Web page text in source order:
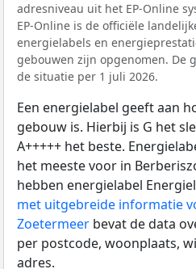
adresniveau uit het EP-Online
EP-Online is de officiële
energielabels en
gebouwen zijn opgenomen. De
de situatie per 1 juli 2026.
Een energielabel geeft aan
gebouw is. Hierbij is G het
A+++++ het beste.
het meeste voor in
hebben energielabel
met uitgebreide informatie
Zoetermeer bevat de data
per postcode, woonplaats,
adres.